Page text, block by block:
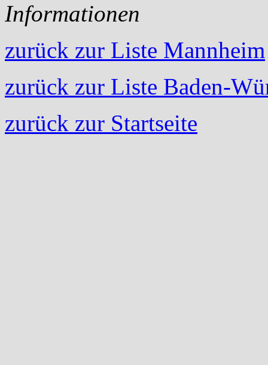
Informationen
zurück zur Liste Mannheim
zurück zur Liste Baden-
zurück zur Startseite